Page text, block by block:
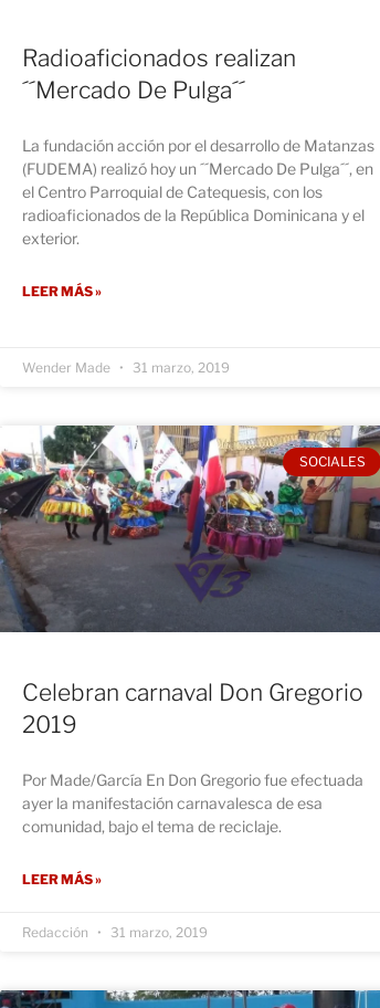
Radioaficionados realizan
´´Mercado De Pulga´´
La fundación acción por el desarrollo de Matanzas
(FUDEMA) realizó hoy un ´´Mercado De Pulga´´, en
el Centro Parroquial de Catequesis, con los
radioaficionados de la República Dominicana y el
exterior.
LEER MÁS »
Wender Made 31 marzo, 2019
SOCIALES
Celebran carnaval Don Gregorio
2019
Por Made/García En Don Gregorio fue efectuada
ayer la manifestación carnavalesca de esa
comunidad, bajo el tema de reciclaje.
LEER MÁS »
Redacción 31 marzo, 2019